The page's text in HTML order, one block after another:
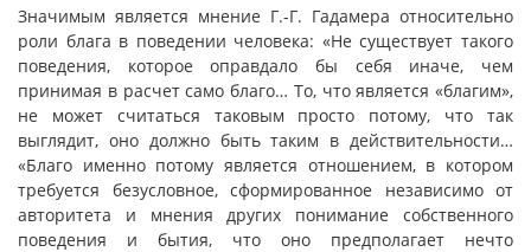
Значимым является мнение Г.-Г. Гадамера относительно
роли блага в поведении человека: «Не существует такого
поведения, которое оправдало бы себя иначе, чем
принимая в расчет само благо… То, что является «благим»,
не может считаться таковым просто потому, что так
выглядит, оно должно быть таким в действительности…
«Благо именно потому является отношением, в котором
требуется безусловное, сформированное независимо от
авторитета и мнения других понимание собственного
поведения и бытия, что оно предполагает нечто